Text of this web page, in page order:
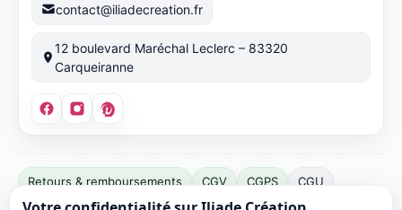
contact@iliadecreation.fr
12 boulevard Maréchal Leclerc – 83320
Carqueiranne
Retours & remboursements CGV CGPS CGU
Éditeur
du